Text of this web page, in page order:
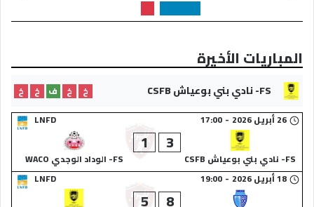
المباريات الأخيرة
FS- نادي بني بوعياش CSFB خ خ ف خ
خ
LNFD
26 أبريل 2026 -
17:00
FS- نادي بني بوعياش CSFB
3
1
FS- الوداد الوجدي WACO
LNFD
18 أبريل 2026 -
19:00
8
5